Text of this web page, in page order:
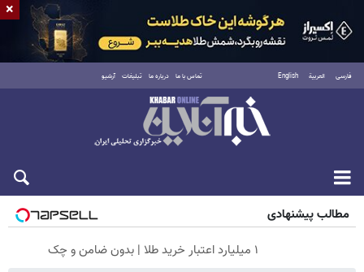
فارسی العربية English تماس با ما درباره ما تبلیغات آرشیو
شنبه ۱۷ مرداد ۱۴۰۵
مطالب پیشنهادی
۱ میلیارد اعتبار خرید طلا | بدون ضامن و چک
×